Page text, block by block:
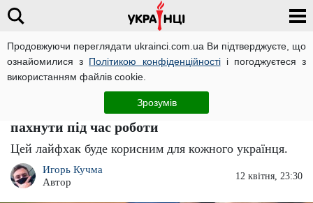
Продовжуючи переглядати ukrainci.com.ua Ви підтверджуєте, що
ознайомилися з Політикою конфіденційностіі погоджуєтеся з
використанням файлів cookie.
Зрозумів
Важливо
Проста хитрість, яка вас здивує: що потрібно
зробити, щоб пилосос перестав погано
пахнути під час роботи
Цей лайфхак буде корисним для кожного українця.
Игорь Кучма
Автор
12 квітня, 23:30